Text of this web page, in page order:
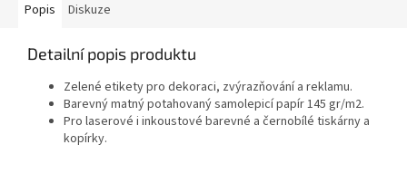
Popis Diskuze
Detailní popis produktu
Zelené etikety pro dekoraci, zvýrazňování a reklamu.
Barevný matný potahovaný samolepicí papír 145 gr/m2.
Pro laserové i inkoustové barevné a černobílé tiskárny a
kopírky.